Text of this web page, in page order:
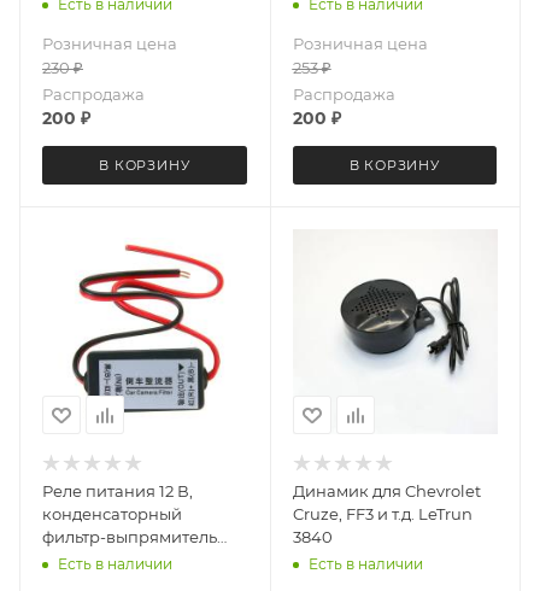
Есть в наличии
Розничная цена
230₽
Распродажа
200 ₽
В КОРЗИНУ
Есть в наличии
Розничная цена
253₽
Распродажа
200 ₽
В КОРЗИНУ
Реле питания 12 В,
конденсаторный
фильтр-выпрямитель
для камеры заднего
Есть в наличии
Динамик для Chevrolet
Cruze, FF3 и т.д. LeTrun
3840
Есть в наличии